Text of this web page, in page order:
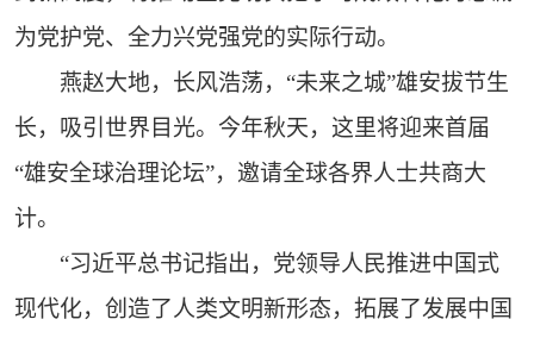
为党护党、全力兴党强党的实际行动。
燕赵大地，长风浩荡，“未来之城”雄安拔节生
长，吸引世界目光。今年秋天，这里将迎来首届
“雄安全球治理论坛”，邀请全球各界人士共商大
计。
“习近平总书记指出，党领导人民推进中国式
现代化，创造了人类文明新形态，拓展了发展中国